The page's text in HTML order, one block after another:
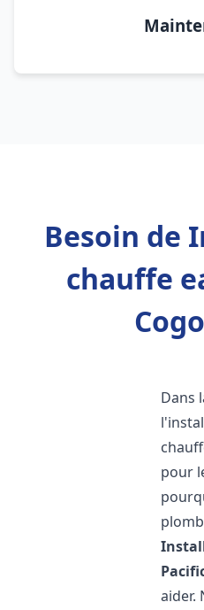
Besoin de
chauffe
Dans
pour
aider.